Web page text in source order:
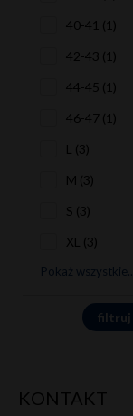
40-41 (1)
42-43 (1)
44-45 (1)
46-47 (1)
L (3)
M (3)
S (3)
XL (3)
Pokaż wszystkie...
KONTAKT